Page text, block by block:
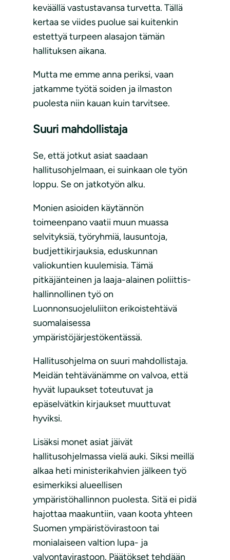
keväällä vastustavansa turvetta. Tällä
kertaa se viides puolue sai kuitenkin
estettyä turpeen alasajon tämän
hallituksen aikana.
Mutta me emme anna periksi, vaan
jatkamme työtä soiden ja ilmaston
puolesta niin kauan kuin tarvitsee.
Suuri mahdollistaja
Se, että jotkut asiat saadaan
hallitusohjelmaan, ei suinkaan ole työn
loppu. Se on jatkotyön alku.
Monien asioiden käytännön
toimeenpano vaatii muun muassa
selvityksiä, työryhmiä, lausuntoja,
budjettikirjauksia, eduskunnan
valiokuntien kuulemisia. Tämä
pitkäjänteinen ja laaja-alainen poliittis-
hallinnollinen työ on
Luonnonsuojeluliiton erikoistehtävä
suomalaisessa
ympäristöjärjestökentässä.
Hallitusohjelma on suuri mahdollistaja.
Meidän tehtävänämme on valvoa, että
hyvät lupaukset toteutuvat ja
epäselvätkin kirjaukset muuttuvat
hyviksi.
Lisäksi monet asiat jäivät
hallitusohjelmassa vielä auki. Siksi meillä
alkaa heti ministerikahvien jälkeen työ
esimerkiksi alueellisen
ympäristöhallinnon puolesta. Sitä ei pidä
hajottaa maakuntiin, vaan koota yhteen
Suomen ympäristövirastoon tai
monialaiseen valtion lupa- ja
valvontavirastoon. Päätökset tehdään